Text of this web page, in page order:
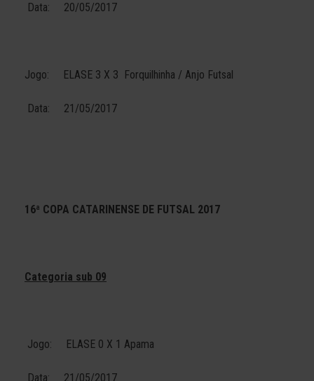
Data: 20/05/2017
Jogo: ELASE 3 X 3 Forquilhinha / Anjo Futsal
Data: 21/05/2017
16ª COPA CATARINENSE DE FUTSAL 2017
Categoria sub 09
Jogo: ELASE 0 X 1 Apama
Data: 21/05/2017